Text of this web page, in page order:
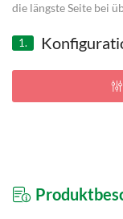
die längste Seite bei
1.